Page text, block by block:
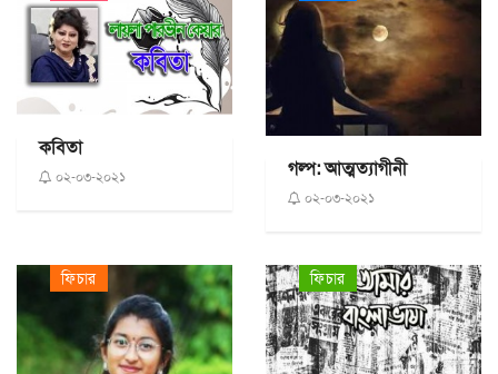
কবিতা
০২-০৩-২০২১ গল্প: আত্মত্যাগীনী
০২-০৩-২০২১
ফিচার ফিচার